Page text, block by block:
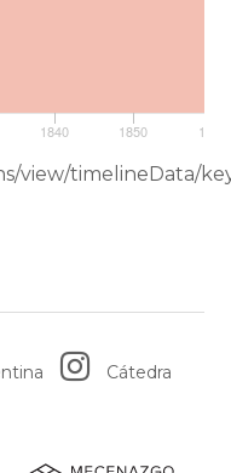
1840 1850 1860
view/timelineData/
Cátedra